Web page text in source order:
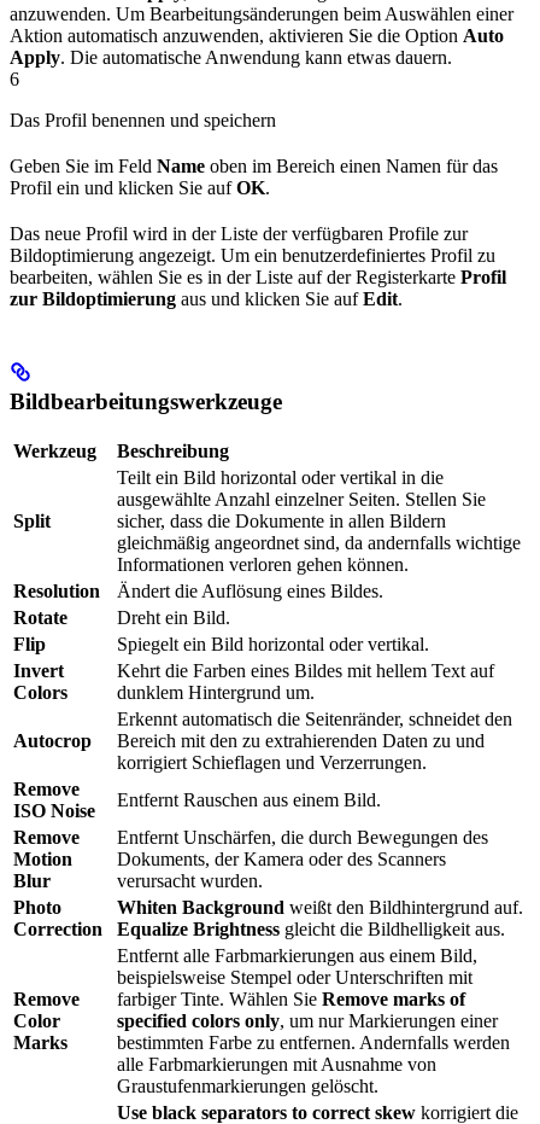
anzuwenden. Um Bearbeitungsänderungen beim Auswählen einer
Aktion automatisch anzuwenden, aktivieren Sie die Option Auto
Apply. Die automatische Anwendung kann etwas dauern.
6
Das Profil benennen und speichern
Geben Sie im Feld Name oben im Bereich einen Namen für das
Profil ein und klicken Sie aufOK.
Das neue Profil wird in der Liste der verfügbaren Profile zur
Bildoptimierung angezeigt. Um ein benutzerdefiniertes Profil zu
bearbeiten, wählen Sie es in der Liste auf der Registerkarte Profil
zur Bildoptimierung aus und klicken Sie aufEdit.
Bildbearbeitungswerkzeuge
Werkzeug Beschreibung
Split
Teilt ein Bild horizontal oder vertikal in die
ausgewählte Anzahl einzelner Seiten. Stellen Sie
sicher, dass die Dokumente in allen Bildern
gleichmäßig angeordnet sind, da andernfalls wichtige
Informationen verloren gehen können.
Resolution
Ändert die Auflösung eines Bildes.
Rotate
Dreht ein Bild.
Flip
Spiegelt ein Bild horizontal oder vertikal.
Invert
Colors
Kehrt die Farben eines Bildes mit hellem Text auf
dunklem Hintergrund um.
Autocrop
Erkennt automatisch die Seitenränder, schneidet den
Bereich mit den zu extrahierenden Daten zu und
korrigiert Schieflagen und Verzerrungen.
Remove
ISO Noise
Entfernt Rauschen aus einem Bild.
Remove
Motion
Blur
Entfernt Unschärfen, die durch Bewegungen des
Dokuments, der Kamera oder des Scanners
verursacht wurden.
Photo
Correction
Whiten Background weißt den Bildhintergrund auf.
Equalize Brightness gleicht die Bildhelligkeit aus.
Remove
Color
Marks
Entfernt alle Farbmarkierungen aus einem Bild,
beispielsweise Stempel oder Unterschriften mit
farbiger Tinte. Wählen Sie Remove marks of
specified colors only, um nur Markierungen einer
bestimmten Farbe zu entfernen. Andernfalls werden
alle Farbmarkierungen mit Ausnahme von
Graustufenmarkierungen gelöscht.
Use black separators to correct skew korrigiert die